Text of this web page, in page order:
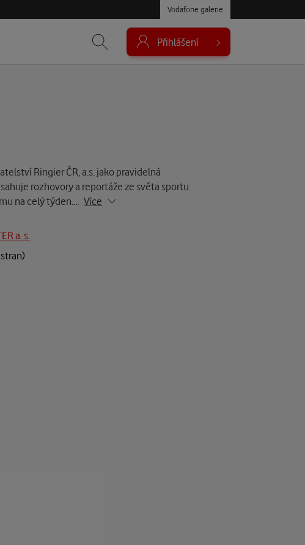
Vodafone galerie
Přihlášení
Ringier ČR, a.s. jako pravidelná
rozhovory a reportáže ze světa sportu
na celý týden.…Více
a. s.